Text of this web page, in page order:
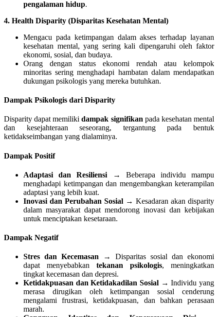
pengalaman hidup.
4. Health Disparity (Disparitas Kesehatan Mental)
Mengacu pada ketimpangan dalam akses terhadap layanan
kesehatan mental, yang sering kali dipengaruhi oleh faktor
ekonomi, sosial, dan budaya.
Orang dengan status ekonomi rendah atau kelompok
minoritas sering menghadapi hambatan dalam mendapatkan
dukungan psikologis yang mereka butuhkan.
Dampak Psikologis dari Disparity
Disparity dapat memilikidampak signifikanpada kesehatan mental
dan kesejahteraan seseorang, tergantung pada bentuk
ketidakseimbangan yang dialaminya.
Dampak Positif
Adaptasi dan Resiliensi → Beberapa individu mampu
menghadapi ketimpangan dan mengembangkan keterampilan
adaptasi yang lebih kuat.
Inovasi dan Perubahan Sosial → Kesadaran akan disparity
dalam masyarakat dapat mendorong inovasi dan kebijakan
untuk menciptakan kesetaraan.
Dampak Negatif
Stres dan Kecemasan → Disparitas sosial dan ekonomi
dapat menyebabkan tekanan psikologis, meningkatkan
tingkat kecemasan dan depresi.
Ketidakpuasan dan Ketidakadilan Sosial → Individu yang
merasa dirugikan oleh ketimpangan sosial cenderung
mengalami frustrasi, ketidakpuasan, dan bahkan perasaan
marah.